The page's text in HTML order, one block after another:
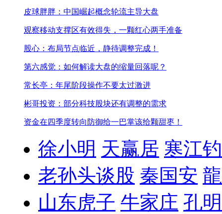
皮球胖胖：中国崛起概念轮流主导大盘
观察移动支撑区有效得失，一颗红心两手准备
股心：布局节点临近，静待调整完成！
第六感觉：如何解读大盘的缩量回落呢？
常长亭：年尾阶段操作不要太过激进
彬哥投资：部分科技股块还有调整的需求
资金在四季度转向防御给一巴掌该给颗甜枣！
徐小明 天赢居 寒江
老孙头谈股 秦国安
山东虎子 牛家庄 孔